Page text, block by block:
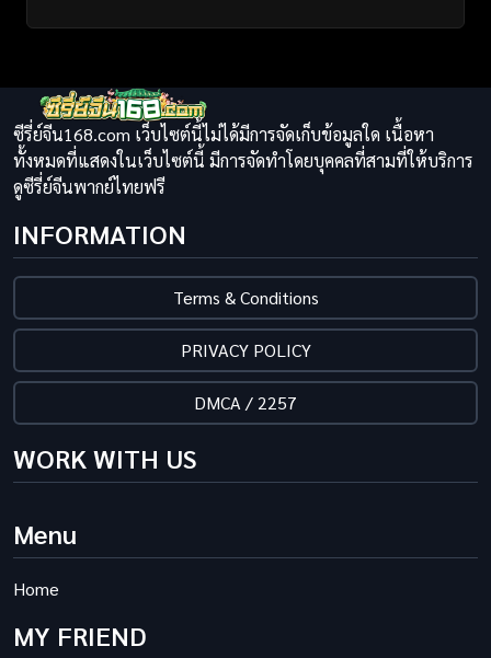
ซีรี่ย์จีน168.com เว็บไซต์นี้ไม่ได้มีการจัดเก็บข้อมูลใด เนื้อหา
ทั้งหมดที่แสดงในเว็บไซต์นี้ มีการจัดทำโดยบุคคลที่สามที่ให้บริการ
ดูซีรี่ย์จีนพากย์ไทยฟรี
INFORMATION
Terms & Conditions
PRIVACY POLICY
DMCA / 2257
WORK WITH US
Menu
Home
MY FRIEND